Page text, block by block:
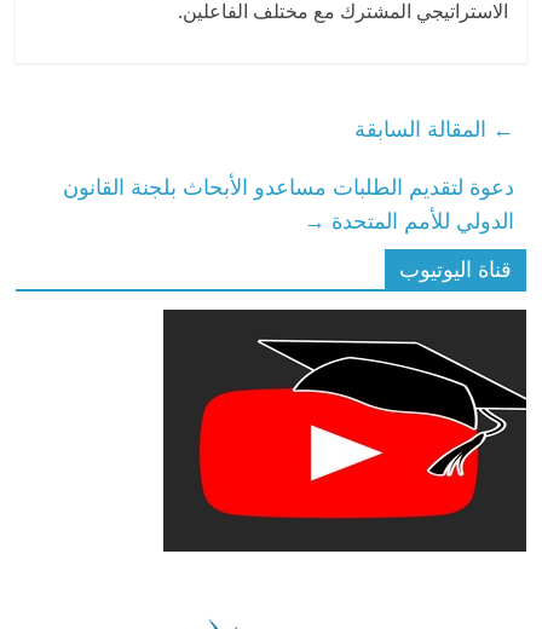
الاستراتيجي المشترك مع مختلف الفاعلين.
← المقالة السابقة
دعوة لتقديم الطلبات مساعدو الأبحاث بلجنة القانون
الدولي للأمم المتحدة →
قناة اليوتيوب